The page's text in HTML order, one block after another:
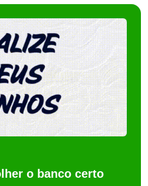
o banco certo